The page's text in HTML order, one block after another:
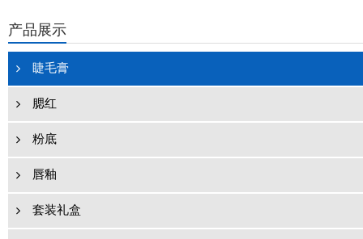
产品展示
睫毛膏
腮红
粉底
唇釉
套装礼盒